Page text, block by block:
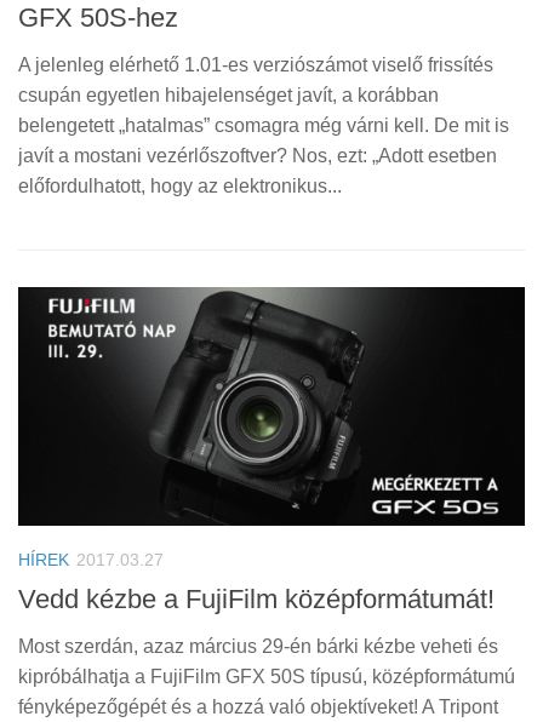
GFX 50S-hez
A jelenleg elérhető 1.01-es verziószámot viselő frissítés
csupán egyetlen hibajelenséget javít, a korábban
belengetett „hatalmas” csomagra még várni kell. De mit is
javít a mostani vezérlőszoftver? Nos, ezt: „Adott esetben
előfordulhatott, hogy az elektronikus...
HÍREK 2017.03.27
Vedd kézbe a FujiFilm középformátumát!
Most szerdán, azaz március 29-én bárki kézbe veheti és
kipróbálhatja a FujiFilm GFX 50S típusú, középformátumú
fényképezőgépét és a hozzá való objektíveket! A Tripont